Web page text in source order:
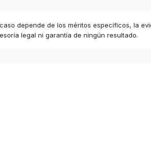
depende de los méritos específicos, la
legal ni garantía de ningún resultado.